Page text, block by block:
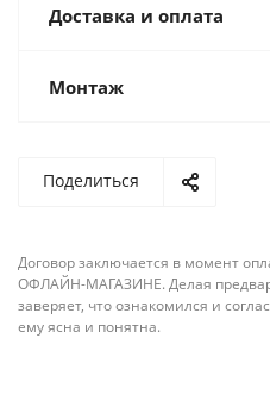
Доставка и оплата
Монтаж
Поделиться
Договор заключается в момент
ОФЛАЙН-МАГАЗИНЕ. Делая
заверяет, что ознакомился и
ему ясна и понятна.